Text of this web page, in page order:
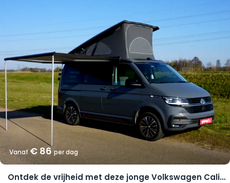
Vanaf€ 86per dag
Ontdek de vrijheid met deze jonge Volkswagen California Coast